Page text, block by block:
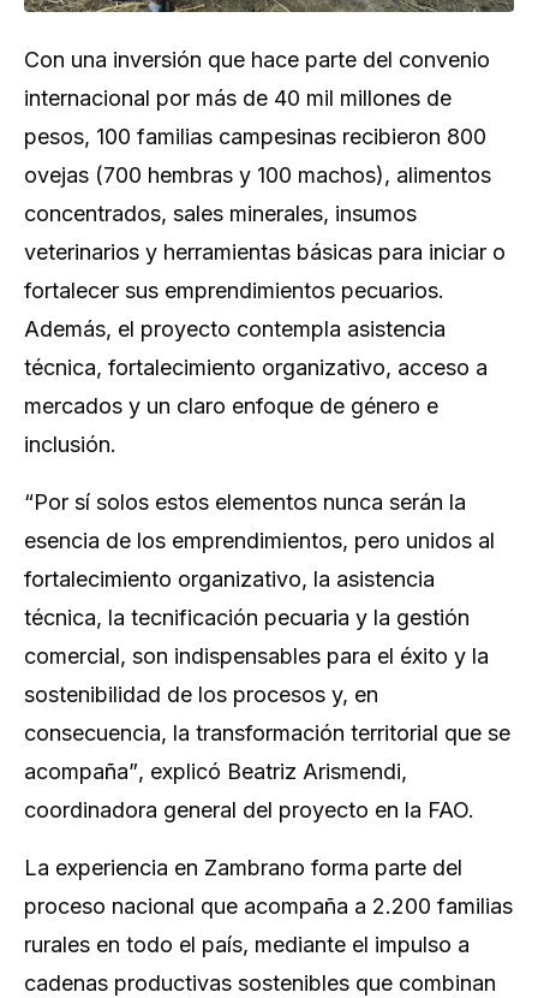
Con una inversión que hace parte del convenio
internacional por más de 40 mil millones de
pesos, 100 familias campesinas recibieron 800
ovejas (700 hembras y 100 machos), alimentos
concentrados, sales minerales, insumos
veterinarios y herramientas básicas para iniciar o
fortalecer sus emprendimientos pecuarios.
Además, el proyecto contempla asistencia
técnica, fortalecimiento organizativo, acceso a
mercados y un claro enfoque de género e
inclusión.
“Por sí solos estos elementos nunca serán la
esencia de los emprendimientos, pero unidos al
fortalecimiento organizativo, la asistencia
técnica, la tecnificación pecuaria y la gestión
comercial, son indispensables para el éxito y la
sostenibilidad de los procesos y, en
consecuencia, la transformación territorial que se
acompaña”, explicó Beatriz Arismendi,
coordinadora general del proyecto en la FAO.
La experiencia en Zambrano forma parte del
proceso nacional que acompaña a 2.200 familias
rurales en todo el país, mediante el impulso a
cadenas productivas sostenibles que combinan